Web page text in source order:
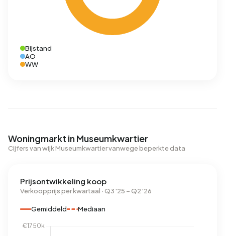
Bijstand
AO
WW
Woningmarkt in Museumkwartier
Cijfers van wijk Museumkwartier vanwege beperkte data
Prijsontwikkeling koop
Verkoopprijs per kwartaal · Q3 '25 – Q2 '26
Gemiddeld Mediaan